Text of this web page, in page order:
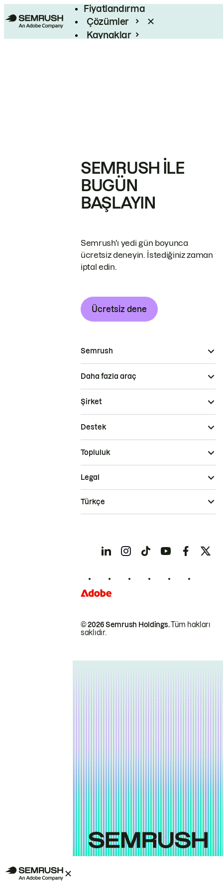
Fiyatlandırma
Çözümler
Kaynaklar
SEMRUSH ILE
BUGÜN
BAŞLAYIN
Semrush'ı yedi gün boyunca
ücretsiz deneyin. İstediğiniz zaman
iptal edin.
Ücretsiz dene
Semrush
Daha fazla araç
Şirket
Destek
Topluluk
© 2026 Semrush Holdings.Tüm hakları
saklıdır.
Legal
Türkçe